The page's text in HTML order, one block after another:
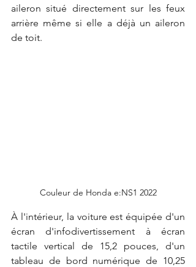
aileron situé directement sur les feux
arrière même si elle a déjà un aileron
de toit.
Couleur de Honda e:NS1 2022
À l'intérieur, la voiture est équipée d'un
écran d'infodivertissement à écran
tactile vertical de 15,2 pouces, d'un
tableau de bord numérique de 10,25